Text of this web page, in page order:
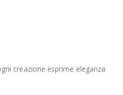
creazione esprime eleganza